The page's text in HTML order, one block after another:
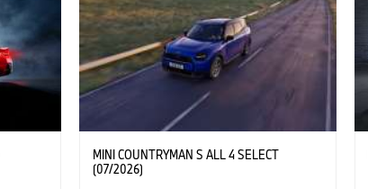
MINI COUNTRYMAN S ALL 4 SELECT
(07/2026)